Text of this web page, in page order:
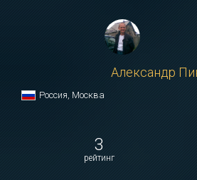
Александр
Россия, Москва
3
рейтинг